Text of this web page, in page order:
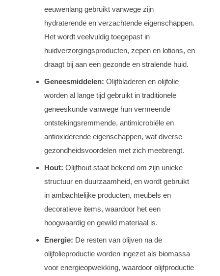
eeuwenlang gebruikt vanwege zijn
hydraterende en verzachtende eigenschappen.
Het wordt veelvuldig toegepast in
huidverzorgingsproducten, zepen en lotions, en
draagt bij aan een gezonde en stralende huid.
Geneesmiddelen: Olijfbladeren en olijfolie
worden al lange tijd gebruikt in traditionele
geneeskunde vanwege hun vermeende
ontstekingsremmende, antimicrobiële en
antioxiderende eigenschappen, wat diverse
gezondheidsvoordelen met zich meebrengt.
Hout: Olijfhout staat bekend om zijn unieke
structuur en duurzaamheid, en wordt gebruikt
in ambachtelijke producten, meubels en
decoratieve items, waardoor het een
hoogwaardig en gewild materiaal is.
Energie: De resten van olijven na de
olijfolieproductie worden ingezet als biomassa
voor energieopwekking, waardoor olijfproductie